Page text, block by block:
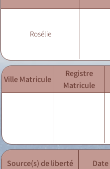
Rosélie
Ville Matricule
Registre
Matricule
Source(s) de liberté